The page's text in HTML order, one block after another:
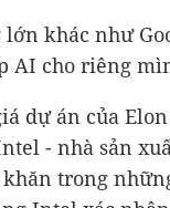
lớn khác như
AI cho riêng
dự án của
- nhà sản
trong